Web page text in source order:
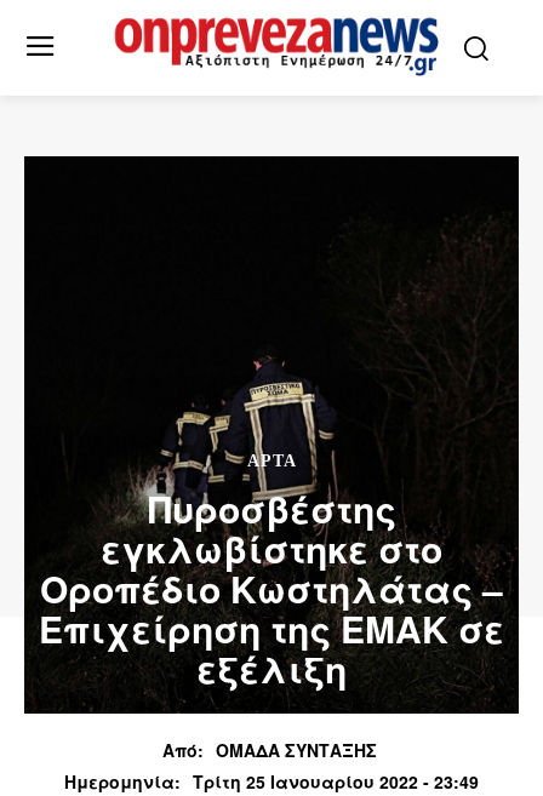
ΑΡΤΑ
Πυροσβέστης
εγκλωβίστηκε στο
Οροπέδιο Κωστηλάτας –
Επιχείρηση της ΕΜΑΚ σε
εξέλιξη
Από: ΟΜΑΔΑ ΣΥΝΤΑΞΗΣ
Ημερομηνία: Τρίτη 25 Ιανουαρίου 2022 - 23:49